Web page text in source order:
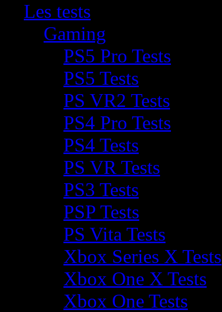
Les tests
Gaming
PS5 Pro Tests
PS5 Tests
PS VR2 Tests
PS4 Pro Tests
PS4 Tests
PS VR Tests
PS3 Tests
PSP Tests
PS Vita Tests
Xbox Series X Tests
Xbox One X Tests
Xbox One Tests